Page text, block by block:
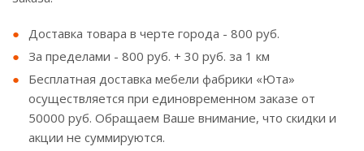
Доставка товара в черте города - 800 руб.
За пределами - 800 руб. + 30 руб. за 1 км
Бесплатная доставка мебели фабрики «Юта»
осуществляется при единовременном заказе от
50000 руб. Обращаем Ваше внимание, что скидки и
акции не суммируются.